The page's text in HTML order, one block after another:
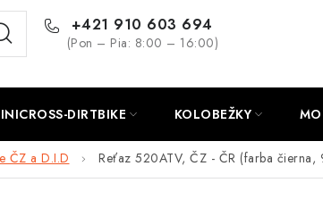
+421 910 603 694
(Pon – Pia: 8:00 – 16:00)
DIRTBIKE KOLOBEŽKY
ČZ a D.I.D
Reťaz 520ATV, ČZ - ČR (farba